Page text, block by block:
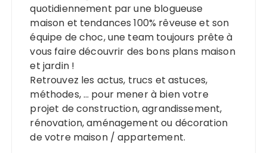
quotidiennement par une blogueuse
maison et tendances 100% rêveuse et son
équipe de choc, une team toujours prête à
vous faire découvrir des bons plans maison
et jardin !
Retrouvez les actus, trucs et astuces,
méthodes, … pour mener à bien votre
projet de construction, agrandissement,
rénovation, aménagement ou décoration
de votre maison / appartement.